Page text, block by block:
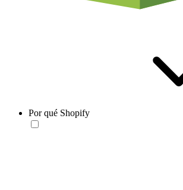
Por qué Shopify